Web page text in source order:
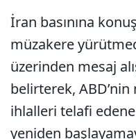
İran basınına
müzakere
üzerinden mesaj
belirterek,
ihlalleri telafi
yeniden